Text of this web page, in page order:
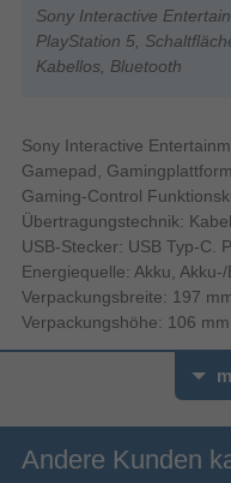
Sony Interactive
PlayStation 5,
Kabellos, Bluetooth
Sony Interactive
Gamepad,
Gaming-Control
Übertragungstechnik:
USB-Stecker: USB Typ-C.
Energiequelle: Akku,
Verpackungsbreite: 197
Verpackungshöhe: 106 mm
Andere Kunden